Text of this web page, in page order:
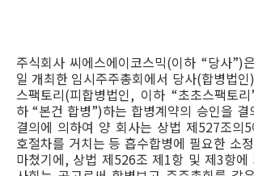
주식회사 씨에스에이코스믹(이하 “당사
일 개최한 임시주주총회에서 당사(합병법
스팩토리(피합병법인, 이하 “초초스팩토
하 “본건 합병”)하는 합병계약의 승인을 결
결의에 의하여 양 회사는 상법 제527조의
호절차를 거치는 등 흡수합병에 필요한 소
마쳤기에, 상법 제526조 제1항 및 제3항에